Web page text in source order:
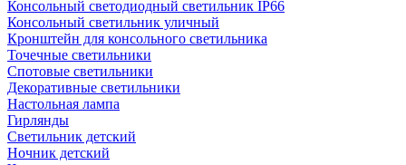
Консольный светодиодный светильник IP66
Консольный светильник уличный
Кронштейн для консольного светильника
Точечные светильники
Спотовые светильники
Декоративные светильники
Настольная лампа
Гирлянды
Светильник детский
Ночник детский